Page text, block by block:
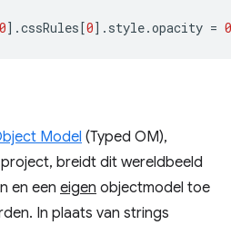
0].cssRules[0]. style.opacity =
Model (Typed OM),
project, breidt dit wereldbeeld
en een eigen objectmodel toe
In plaats van strings